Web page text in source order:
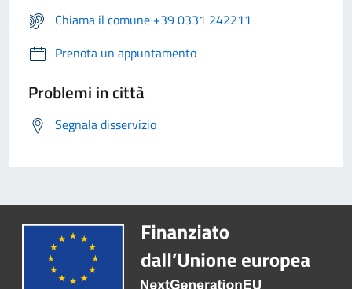
Chiama il comune +39 0331 242211
Prenota un appuntamento
Problemi in città
Segnala disservizio